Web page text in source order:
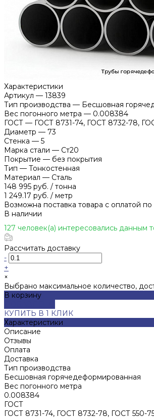
Характеристики
Артикул — 13839
Тип производства — Бесшовная
Вес погонного метра — 0.008384
ГОСТ — ГОСТ 8731-74, ГОСТ 8732-78,
Диаметр — 73
Стенка — 5
Марка стали — Ст20
Покрытие — без покрытия
Тип — Тонкостенная
Материал — Сталь
148 995 руб. / тонна
1 249.17 руб. / метр
Возможна поставка товара с оплатой по
В наличии
127 человек(а) интересовались данным
Рассчитать доставку
-
+
×
Выбрано максимальное количество,
В корзину
КУПИТЬ В 1 КЛИК
Характеристики
Описание
Отзывы
Оплата
Доставка
Тип производства
Бесшовная горячедеформированная
Вес погонного метра
0.008384
ГОСТ
ГОСТ 8731-74, ГОСТ 8732-78, ГОСТ 550-